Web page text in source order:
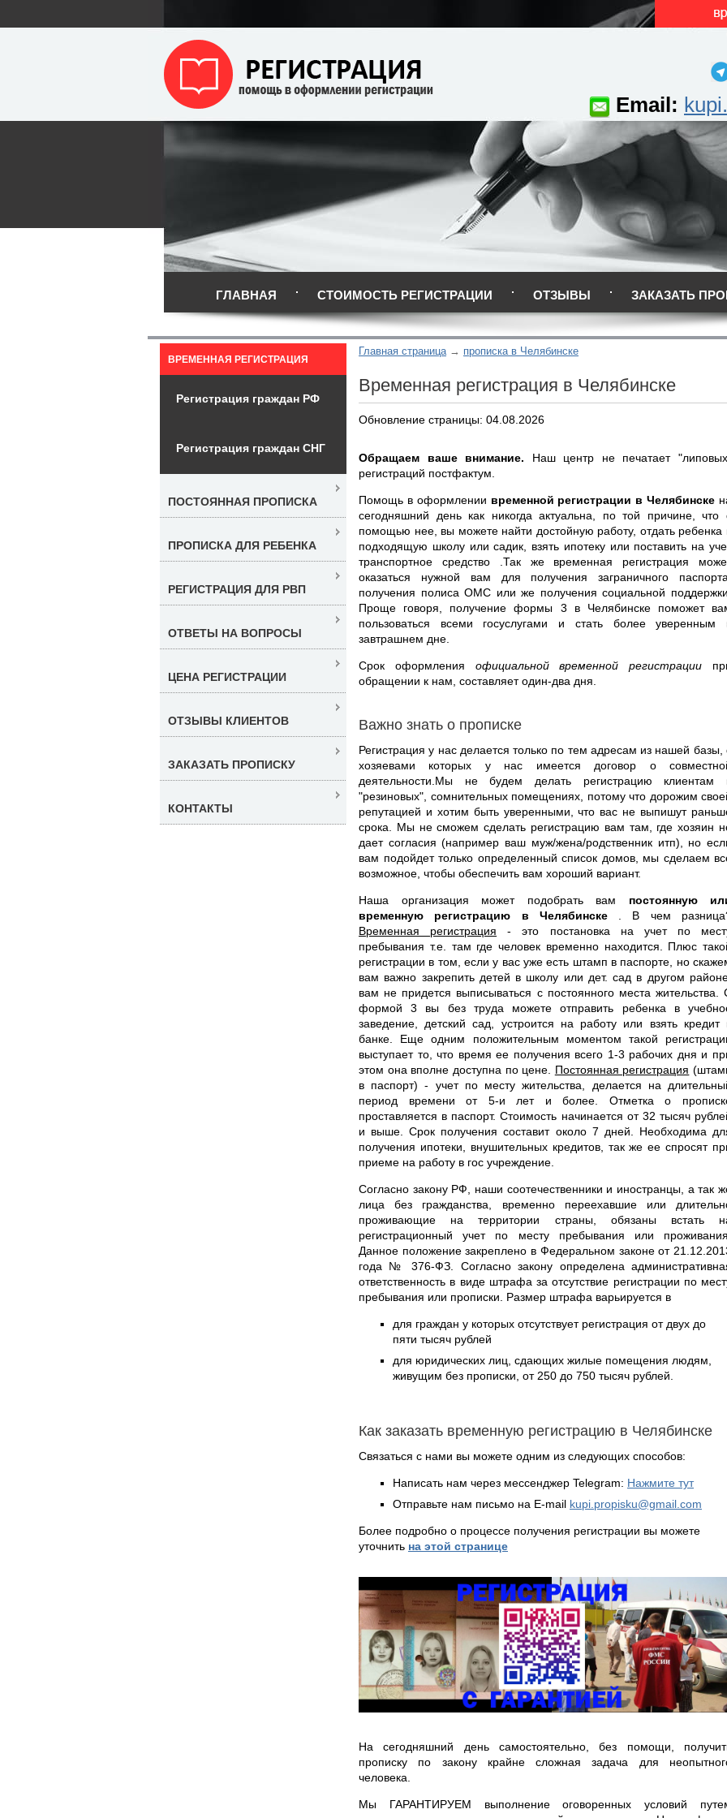
Email:
ГЛАВНАЯ СТОИМОСТЬ РЕГИСТРАЦИИ ОТЗЫВЫ ЗАКАЗАТЬ
Главная страница прописка в Челябинске
Временная регистрация в Челябинске
Обновление страницы: 04.08.2026
Обращаем ваше внимание. Наш центр не печатает
регистраций постфактум.
Помощь в оформлении временной регистрации в Челябинске
сегодняшний день как никогда актуальна, по той причине, что
помощью нее, вы можете найти достойную работу, отдать ребенка
подходящую школу или садик, взять ипотеку или поставить на
транспортное средство .Так же временная регистрация
оказаться нужной вам для получения заграничного паспорта,
получения полиса ОМС или же получения социальной поддержки.
Проще говоря, получение формы 3 в Челябинске поможет
пользоваться всеми госуслугами и стать более уверенным
завтрашнем дне.
Срок оформления официальной временной регистрации
обращении к нам, составляет один-два дня.
Важно знать о прописке
Регистрация у нас делается только по тем адресам из нашей базы,
хозяевами которых у нас имеется договор о
деятельности.Мы не будем делать регистрацию клиентам
"резиновых", сомнительных помещениях, потому что дорожим
репутацией и хотим быть уверенными, что вас не выпишут
срока. Мы не сможем сделать регистрацию вам там, где хозяин
дает согласия (например ваш муж/жена/родственник итп), но
вам подойдет только определенный список домов, мы сделаем
возможное, чтобы обеспечить вам хороший вариант.
Наша организация может подобрать вам постоянную
временную регистрацию в Челябинске
. В чем
Временная регистрация - это постановка на учет по
пребывания т.е. там где человек временно находится. Плюс
регистрации в том, если у вас уже есть штамп в паспорте, но
вам важно закрепить детей в школу или дет. сад в другом
вам не придется выписываться с постоянного места жительства.
формой 3 вы без труда можете отправить ребенка в
заведение, детский сад, устроится на работу или взять кредит
банке. Еще одним положительным моментом такой
выступает то, что время ее получения всего 1-3 рабочих дня и
этом она вполне доступна по цене. Постоянная регистрация
в паспорт) - учет по месту жительства, делается на
период времени от 5-и лет и более. Отметка о
проставляется в паспорт. Стоимость начинается от 32 тысяч
и выше. Срок получения составит около 7 дней. Необходима
получения ипотеки, внушительных кредитов, так же ее спросят
приеме на работу в гос учреждение.
Согласно закону РФ, наши соотечественники и иностранцы, а так
лица без гражданства, временно переехавшие или
проживающие на территории страны, обязаны встать
регистрационный учет по месту пребывания или проживания.
Данное положение закреплено в Федеральном законе от
года № 376-ФЗ. Согласно закону определена
ответственность в виде штрафа за отсутствие регистрации по
пребывания или прописки. Размер штрафа варьируется в
для граждан у которых отсутствует регистрация от двух до
пяти тысяч рублей
для юридических лиц, сдающих жилые помещения людям,
живущим без прописки, от 250 до 750 тысяч рублей.
Как заказать временную регистрацию в Челябинске
Связаться с нами вы можете одним из следующих способов:
Написать нам через мессенджер Telegram: Нажмите тут
Отправьте нам письмо на E-mail kupi.propisku@gmail.com
Более подробно о процессе получения регистрации вы можете
уточнить на этой странице
На сегодняшний день самостоятельно, без помощи,
прописку по закону крайне сложная задача для
человека.
Мы ГАРАНТИРУЕМ выполнение оговоренных условий
ВРЕМЕННАЯ РЕГИСТРАЦИЯ
Регистрация граждан РФ
Регистрация граждан СНГ
ПОСТОЯННАЯ ПРОПИСКА
ПРОПИСКА ДЛЯ РЕБЕНКА
РЕГИСТРАЦИЯ ДЛЯ РВП
ОТВЕТЫ НА ВОПРОСЫ
ЦЕНА РЕГИСТРАЦИИ
ОТЗЫВЫ КЛИЕНТОВ
ЗАКАЗАТЬ ПРОПИСКУ
КОНТАКТЫ